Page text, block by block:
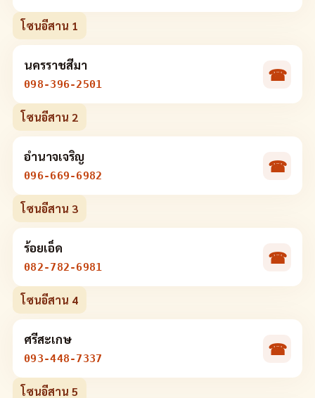
โซนอีสาน 1
นครราชสีมา
098-396-2501
☎
โซนอีสาน 2
อำนาจเจริญ
096-669-6982
☎
โซนอีสาน 3
ร้อยเอ็ด
082-782-6981
☎
โซนอีสาน 4
ศรีสะเกษ
093-448-7337
☎
โซนอีสาน 5